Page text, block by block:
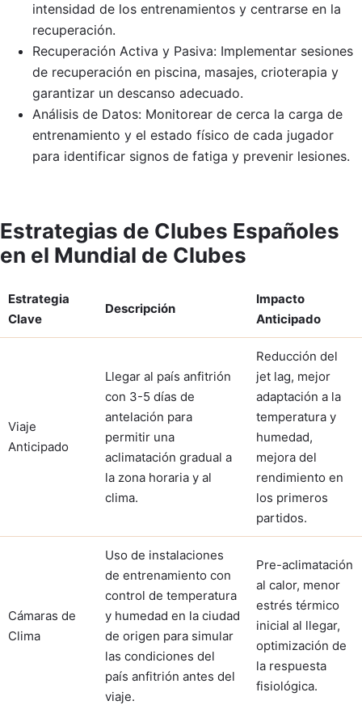
intensidad de los entrenamientos y centrarse en la
recuperación.
Recuperación Activa y Pasiva: Implementar sesiones
de recuperación en piscina, masajes, crioterapia y
garantizar un descanso adecuado.
Análisis de Datos: Monitorear de cerca la carga de
entrenamiento y el estado físico de cada jugador
para identificar signos de fatiga y prevenir lesiones.
Estrategias de Clubes Españoles
en el Mundial de Clubes
Estrategia
Clave
Descripción
Impacto
Anticipado
Viaje
Anticipado
Llegar al país anfitrión
con 3-5 días de
antelación para
permitir una
aclimatación gradual a
la zona horaria y al
clima.
Reducción del
jet lag, mejor
adaptación a la
temperatura y
humedad,
mejora del
rendimiento en
los primeros
partidos.
Cámaras de
Clima
Uso de instalaciones
de entrenamiento con
control de temperatura
y humedad en la ciudad
de origen para simular
las condiciones del
país anfitrión antes del
viaje.
Pre-aclimatación
al calor, menor
estrés térmico
inicial al llegar,
optimización de
la respuesta
fisiológica.